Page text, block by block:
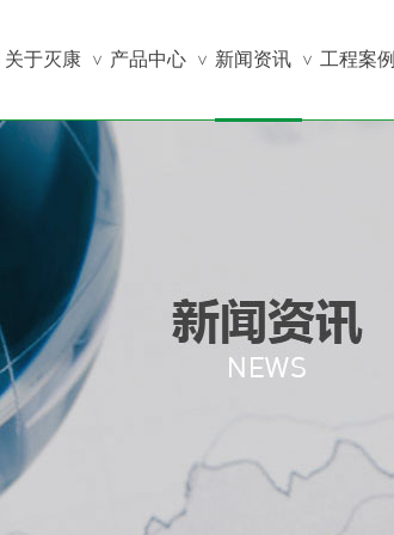
关于灭康 > 产品中心 > 新闻资讯 > 工程案例